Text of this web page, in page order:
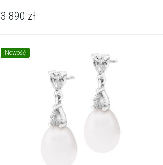
3 890 zł
Nowość